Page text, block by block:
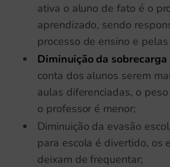
ativa o aluno de fato é o
aprendizado, sendo
processo de ensino e
Diminuição da sobrecarga
conta dos alunos serem
aulas diferenciadas, o
o professor é menor;
Diminuição da evasão
para escola é divertido, os
deixam de frequentar;